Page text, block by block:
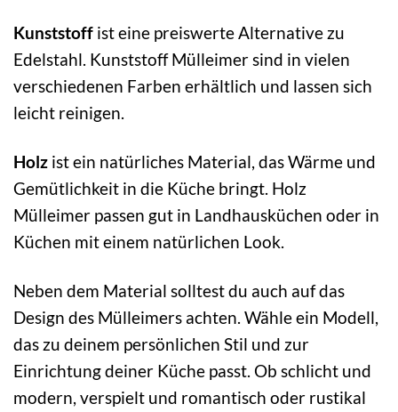
Kunststoff ist eine preiswerte Alternative zu
Edelstahl. Kunststoff Mülleimer sind in vielen
verschiedenen Farben erhältlich und lassen sich
leicht reinigen.
Holz ist ein natürliches Material, das Wärme und
Gemütlichkeit in die Küche bringt. Holz
Mülleimer passen gut in Landhausküchen oder in
Küchen mit einem natürlichen Look.
Neben dem Material solltest du auch auf das
Design des Mülleimers achten. Wähle ein Modell,
das zu deinem persönlichen Stil und zur
Einrichtung deiner Küche passt. Ob schlicht und
modern, verspielt und romantisch oder rustikal